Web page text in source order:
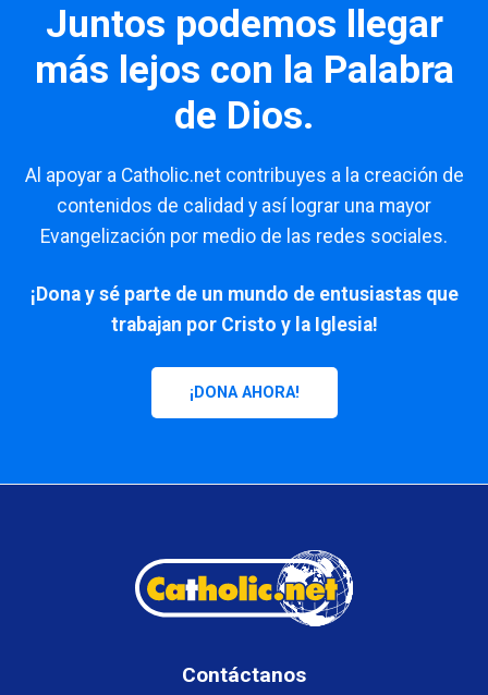
Juntos podemos llegar
más lejos con la Palabra
de Dios.
Al apoyar a Catholic.net contribuyes a la creación de
contenidos de calidad y así lograr una mayor
Evangelización por medio de las redes sociales.
¡Dona y sé parte de un mundo de entusiastas que
trabajan por Cristo y la Iglesia!
¡DONA AHORA!
Contáctanos